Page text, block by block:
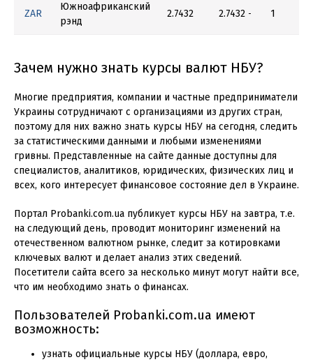
ZAR
Южноафриканский
рэнд
2.7432 2.7432 - 1
Зачем нужно знать курсы валют НБУ?
Многие предприятия, компании и частные предприниматели
Украины сотрудничают с организациями из других стран,
поэтому для них важно знать курсы НБУ на сегодня, следить
за статистическими данными и любыми изменениями
гривны. Представленные на сайте данные доступны для
специалистов, аналитиков, юридических, физических лиц и
всех, кого интересует финансовое состояние дел в Украине.
Портал Probanki.com.ua публикует курсы НБУ на завтра, т.е.
на следующий день, проводит мониторинг изменений на
отечественном валютном рынке, следит за котировками
ключевых валют и делает анализ этих сведений.
Посетители сайта всего за несколько минут могут найти все,
что им необходимо знать о финансах.
Пользователей Probanki.com.ua имеют
возможность:
узнать официальные курсы НБУ (доллара, евро,